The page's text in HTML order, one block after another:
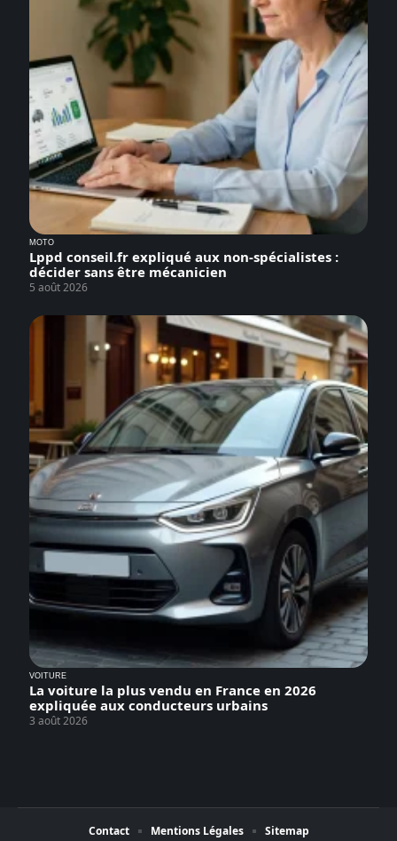
MOTO
Lppd conseil.fr expliqué aux non-spécialistes :
décider sans être mécanicien
5 août 2026
VOITURE
La voiture la plus vendu en France en 2026
expliquée aux conducteurs urbains
3 août 2026
Contact Mentions Légales Sitemap